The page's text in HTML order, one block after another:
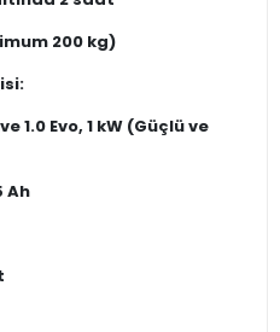
200 kg)
1.0 Evo, 1 kW (Güçlü ve
Ah